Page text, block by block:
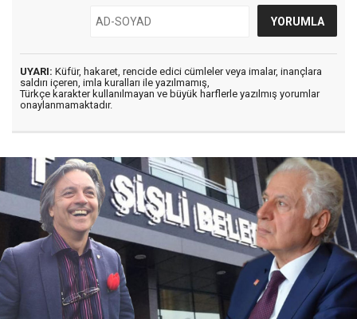
UYARI: Küfür, hakaret, rencide edici cümleler veya imalar, inançlara
saldırı içeren, imla kuralları ile yazılmamış,
Türkçe karakter kullanılmayan ve büyük harflerle yazılmış yorumlar
onaylanmamaktadır.